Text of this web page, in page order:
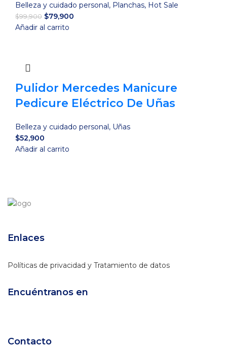
Belleza y cuidado personal , Planchas, Hot Sale
$99,900 El
precio
$79,900
Añadir al carrito
Pulidor Mercedes Manicure
Pedicure Eléctrico De Uñas
Belleza y cuidado personal , Uñas
$52,900
Añadir al carrito
Enlaces
Políticas de privacidad y Tratamiento de datos
Encuéntranos en
Contacto